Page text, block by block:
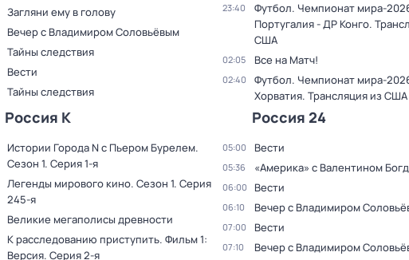
Загляни ему в голову
Вечер с Владимиром Соловьёвым
Тайны следствия
Вести
Тайны следствия
23:40
Футбол. Чемпионат мира-
Португалия - ДР Конго.
США
02:05 Все на Матч!
02:40
Футбол. Чемпионат мира-
Хорватия. Трансляция из США
Россия К
Истории Города N с Пьером Бурелем.
Сезон 1. Серия 1-я
Легенды мирового кино. Сезон 1. Серия
245-я
Великие мегаполисы древности
К расследованию приступить. Фильм 1:
Версия. Серия 2-я
Россия 24
05:00 Вести
05:36 «Америка» с Валентином
06:00 Вести
06:10 Вечер с Владимиром
07:00 Вести
07:10 Вечер с Владимиром